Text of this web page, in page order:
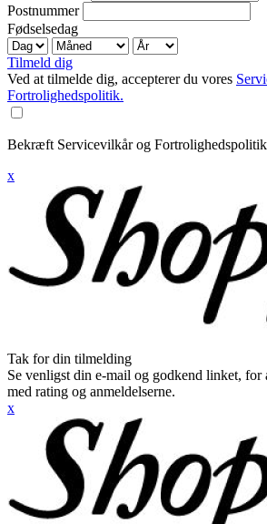
Postnummer
Fødselsedag
Tilmeld dig
Ved at tilmelde dig, accepterer du vores
Fortrolighedspolitik.
Bekræft Servicevilkår og
x
Tak for din tilmelding
Se venligst din e-mail og godkend linket, for
med rating og anmeldelserne.
x